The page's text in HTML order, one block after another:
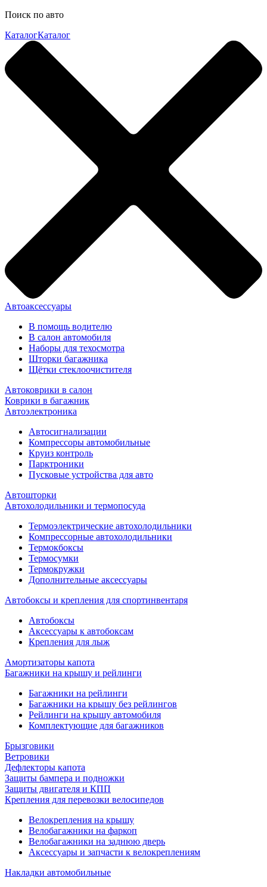
Поиск по авто
КаталогКаталог
Автоаксессуары
В помощь водителю
В салон автомобиля
Наборы для техосмотра
Шторки багажника
Щётки стеклоочистителя
Автоковрики в салон
Коврики в багажник
Автоэлектроника
Автосигнализации
Компрессоры автомобильные
Круиз контроль
Парктроники
Пусковые устройства для авто
Автошторки
Автохолодильники и термопосуда
Термоэлектрические автохолодильники
Компрессорные автохолодильники
Термокбоксы
Термосумки
Термокружки
Дополнительные аксессуары
Автобоксы и крепления для спортинвентаря
Автобоксы
Аксессуары к автобоксам
Крепления для лыж
Амортизаторы капота
Багажники на крышу и рейлинги
Багажники на рейлинги
Багажники на крышу без рейлингов
Рейлинги на крышу автомобиля
Комплектующие для багажников
Брызговики
Ветровики
Дефлекторы капота
Защиты бампера и подножки
Защиты двигателя и КПП
Крепления для перевозки велосипедов
Велокрепления на крышу
Велобагажники на фаркоп
Велобагажники на заднюю дверь
Аксессуары и запчасти к велокреплениям
Накладки автомобильные